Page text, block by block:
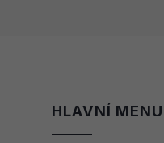
HLAVNÍ MENU